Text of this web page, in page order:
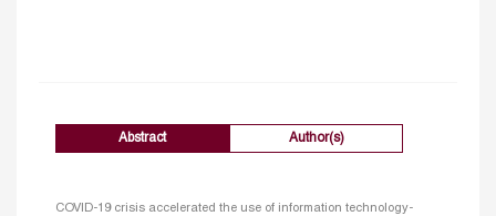
Abstract Author(s)
COVID-19 crisis accelerated the use of information technology-